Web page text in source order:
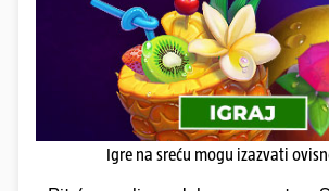
Igre na sreću mogu izazvati